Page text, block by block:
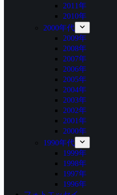
2011年
2010年
2000年代
2009年
2008年
2007年
2006年
2005年
2004年
2003年
2002年
2001年
2000年
1990年代
1999年
1998年
1997年
1996年